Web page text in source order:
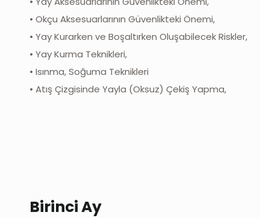
• Okçu Aksesuarlarının Güvenlikteki Önemi,
• Yay Kurarken ve Boşaltırken Oluşabilecek Riskler,
• Yay Kurma Teknikleri,
• Isınma, Soğuma Teknikleri
• Atış Çizgisinde Yayla (Oksuz) Çekiş Yapma,
Birinci Ay